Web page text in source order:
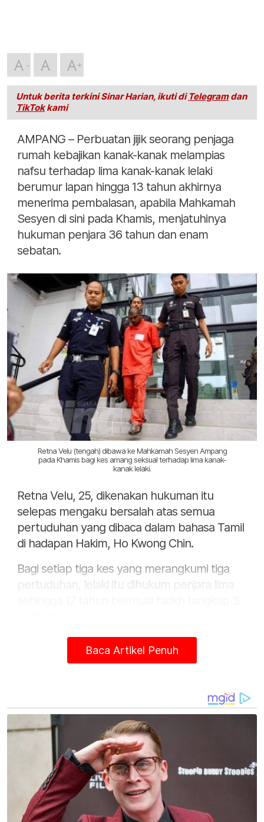
A A A
Untuk berita terkini Sinar Harian, ikuti di Telegramdan
TikTokkami
AMPANG – Perbuatan jijik seorang penjaga
rumah kebajikan kanak-kanak melampias
nafsu terhadap lima kanak-kanak lelaki
berumur lapan hingga 13 tahun akhirnya
menerima pembalasan, apabila Mahkamah
Sesyen di sini pada Khamis, menjatuhinya
hukuman penjara 36 tahun dan enam
sebatan.
Retna Velu (tengah) dibawa ke Mahkamah Sesyen Ampang
pada Khamis bagi kes amang seksual terhadap lima kanak-
kanak lelaki.
Retna Velu, 25, dikenakan hukuman itu
selepas mengaku bersalah atas semua
pertuduhan yang dibaca dalam bahasa Tamil
di hadapan Hakim, Ho Kwong Chin.
Bagi setiap tiga kes yang merangkumi tiga
pertuduhan, lelaki itu dihukum penjara lima
Mahkamah memerintahkan hukuman
penjara itu berjalan secara berasingan,
tertuduh ialah sebanyak 36 tahun termasuk
sebatan itu.
Bagi pertuduhan sembilan pertuduhan, dia
didakwa melakukan amang seksual fizikal dan
bukan fizikal terhadap lima mangsa itu, di
sebuah pusat jagaan kanak-kanak
pertubuhan kebajikan di Batu Caves,
Gombak, antara November 2025 dan Mac
Baca Artikel Penuh